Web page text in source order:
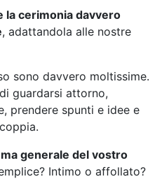
la cerimonia davvero
, adattandola alle nostre
sono davvero moltissime.
guardarsi attorno,
prendere spunti e idee e
generale del vostro
Intimo o affollato?